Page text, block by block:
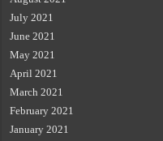
July 2021
June 2021
May 2021
April 2021
March 2021
February 2021
January 2021